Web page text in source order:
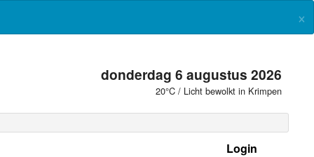
×
donderdag 6 augustus 2026
20°C / Licht bewolkt in Krimpen
Login